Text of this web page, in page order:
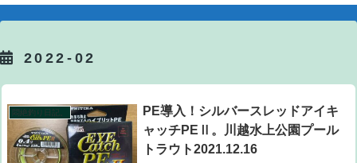
2022-02
悶絶釣り日記。
PE導入！シルバースレッドアイキ
ャッチPEⅡ。川越水上公園プール
トラウト2021.12.16